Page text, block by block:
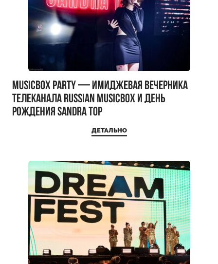
MUSICBOX PARTY — имиджевая вечерника
телеканала RUSSIAN MUSICBOX и день
рождения Sandra Top
ДЕТАЛЬНО